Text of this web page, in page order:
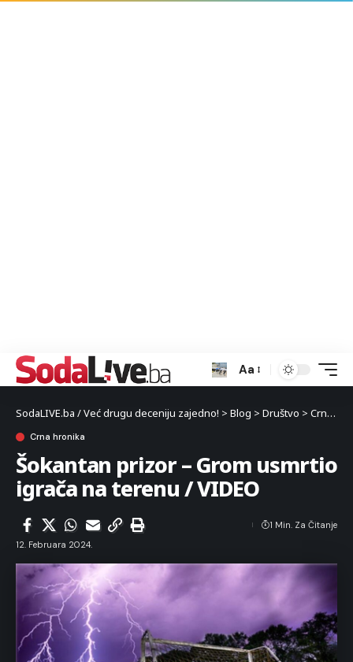
Aa
SodaLIVE.ba / Već drugu deceniju zajedno! > Blog > Društvo > Crna hronika
Crna hronika
Šokantan prizor – Grom usmrtio
igrača na terenu / VIDEO
12. Februara 2024.
1 Min. Za Čitanje